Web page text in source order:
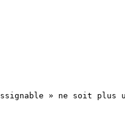
» ne soit plus